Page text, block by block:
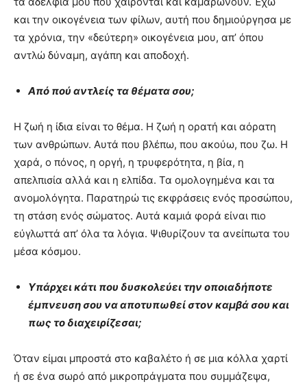
και την οικογένεια των φίλων, αυτή που δημιούργησα με
τα χρόνια, την «δεύτερη» οικογένεια μου, απ’ όπου
αντλώ δύναμη, αγάπη και αποδοχή.
Από πού αντλείς τα θέματα σου;
Η ζωή η ίδια είναι το θέμα. Η ζωή η ορατή και αόρατη
των ανθρώπων. Αυτά που βλέπω, που ακούω, που ζω. Η
χαρά, ο πόνος, η οργή, η τρυφερότητα, η βία, η
απελπισία αλλά και η ελπίδα. Τα ομολογημένα και τα
ανομολόγητα. Παρατηρώ τις εκφράσεις ενός προσώπου,
τη στάση ενός σώματος. Αυτά καμιά φορά είναι πιο
εύγλωττά απ’ όλα τα λόγια. Ψιθυρίζουν τα ανείπωτα του
μέσα κόσμου.
Υπάρχει κάτι που δυσκολεύει την οποιαδήποτε
έμπνευση σου να αποτυπωθεί στον καμβά σου και
πως το διαχειρίζεσαι;
Όταν είμαι μπροστά στο καβαλέτο ή σε μια κόλλα χαρτί
ή σε ένα σωρό από μικροπράγματα που συμμάζεψα,